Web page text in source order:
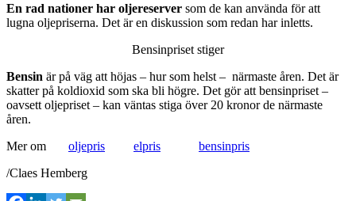
En rad nationer har oljereserver som de kan använda för att
lugna oljepriserna. Det är en diskussion som redan har inletts.
Bensinpriset stiger
Bensin är på väg att höjas – hur som helst – närmaste åren. Det är
skatter på koldioxid som ska bli högre. Det gör att bensinpriset –
oavsett oljepriset – kan väntas stiga över 20 kronor de närmaste
åren.
Mer om oljepris elpris
bensinpris
/Claes Hemberg